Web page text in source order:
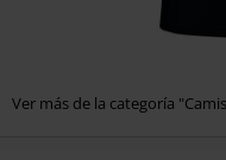
Ver más de la categoría